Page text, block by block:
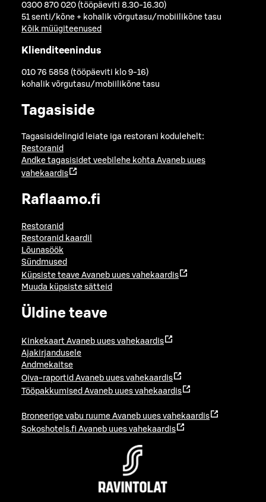
0300 870 020 (tööpäeviti 8.30-16.30)
51 senti/kõne + kohalik võrgutasu/mobiilikõne tasu
Kõik müügiteenused
Klienditeenindus
010 76 5858 (tööpäeviti klo 9-16)
kohalik võrgutasu/mobiilikõne tasu
Tagasiside
Tagasisidelingid leiate iga restorani kodulehelt:
Restoranid
Andke tagasisidet veebilehe kohta Avaneb uues
vahekaardis
Raflaamo.fi
Restoranid
Restoranid kaardil
Lõunasöök
Sündmused
Küpsiste teave Avaneb uues vahekaardis
Muuda küpsiste sätteid
Üldine teave
Kinkekaart Avaneb uues vahekaardis
Ajakirjandusele
Andmekaitse
Oiva-raportid Avaneb uues vahekaardis
Tööpakkumised Avaneb uues vahekaardis
Broneerige vabu ruume Avaneb uues vahekaardis
Sokoshotels.fi Avaneb uues vahekaardis